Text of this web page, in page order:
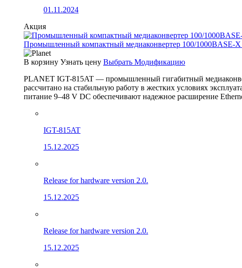
01.11.2024
Акция
Промышленный компактный медиаконвертер 100/1000BASE-
В корзину Узнать цену Выбрать Модификацию
PLANET IGT-815AT — промышленный гигабитный
рассчитано на стабильную работу в жестких условиях
питание 9–48 V DC обеспечивают надежное расширение
IGT-815AT
15.12.2025
Release for hardware version 2.0.
15.12.2025
Release for hardware version 2.0.
15.12.2025